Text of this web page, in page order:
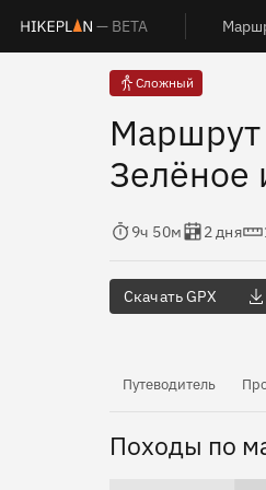
— BETA
Сложный
Маршрут
Зелёное
Время в пути
9ч 50м
Оценка в днях
2 дня
Скачать GPX
Путеводитель
Походы по